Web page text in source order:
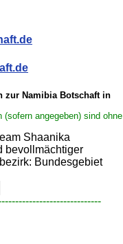
zur Namibia Botschaft in
angegeben) sind ohne
Shaanika
bevollmächtiger
Bundesgebiet